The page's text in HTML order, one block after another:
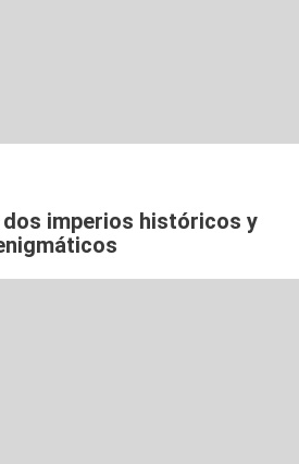
dos imperios históricos y